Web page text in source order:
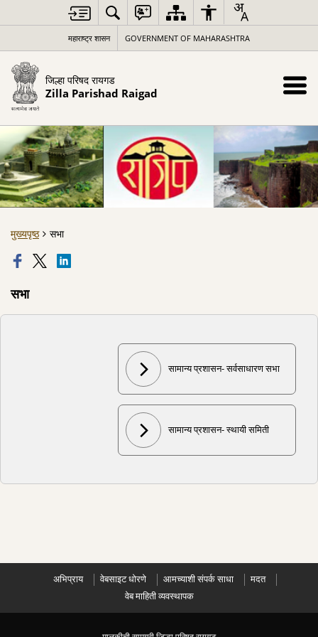
महाराष्ट्र शासन GOVERNMENT OF MAHARASHTRA
जिल्हा परिषद रायगड
Zilla Parishad Raigad
मुख्यपृष्ठ सभा
सभा
सामान्य प्रशासन- सर्वसाधारण सभा
सामान्य प्रशासन- स्थायी समिती
अभिप्राय वेबसाइट धोरणे आमच्याशी संपर्क साधा
मदत
वेब माहिती व्यवस्थापक